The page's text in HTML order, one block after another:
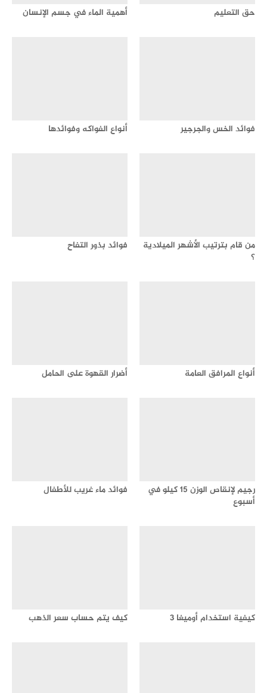
حق التعليم أهمية الماء في جسم الإنسان
فوائد الخس والجرجير أنواع الفواكه وفوائدها
من قام بترتيب الأشهر الميلادية
؟
فوائد بذور التفاح
أنواع المرافق العامة أضرار القهوة على الحامل
رجيم لإنقاص الوزن 15 كيلو في
أسبوع
فوائد ماء غريب للأطفال
كيفية استخدام أوميغا 3 كيف يتم حساب سعر الذهب